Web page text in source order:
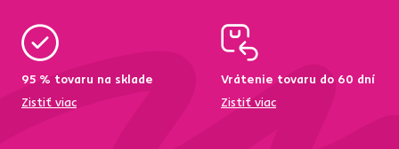
95 % tovaru na sklade
Zistiť viac
Vrátenie tovaru do 60 dní
Zistiť viac